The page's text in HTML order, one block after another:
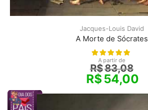
Jacques-Louis David
A Morte de Sócrates
A partir de
R$83,08
R$54,00